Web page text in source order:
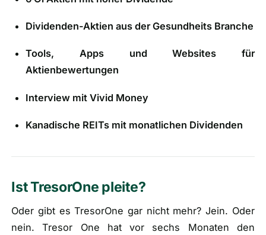
Dividenden-Aktien aus der Gesundheits Branche
Tools, Apps und Websites für
Aktienbewertungen
Interview mit Vivid Money
Kanadische REITs mit monatlichen Dividenden
Ist TresorOne pleite?
Oder gibt es TresorOne gar nicht mehr? Jein. Oder
nein. Tresor One hat vor sechs Monaten den